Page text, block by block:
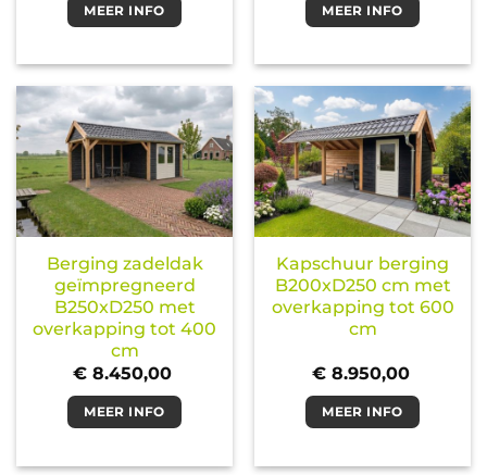
MEER INFO MEER INFO
Berging zadeldak
geïmpregneerd
B250xD250 met
overkapping tot 400
cm
€ 8.450,00
MEER INFO
Kapschuur berging
B200xD250 cm met
overkapping tot 600
cm
€8.950,00
MEER INFO